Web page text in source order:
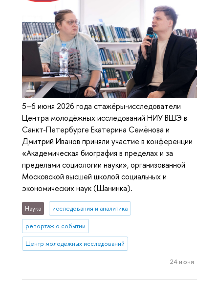
5–6 июня 2026 года стажёры-исследователи
Центра молодёжных исследований НИУ ВШЭ в
Санкт-Петербурге Екатерина Семёнова и
Дмитрий Иванов приняли участие в конференции
«Академическая биография в пределах и за
пределами социологии науки», организованной
Московской высшей школой социальных и
экономических наук (Шанинка).
Наука исследования и аналитика
репортаж о событии
Центр молодежных исследований
24 июня